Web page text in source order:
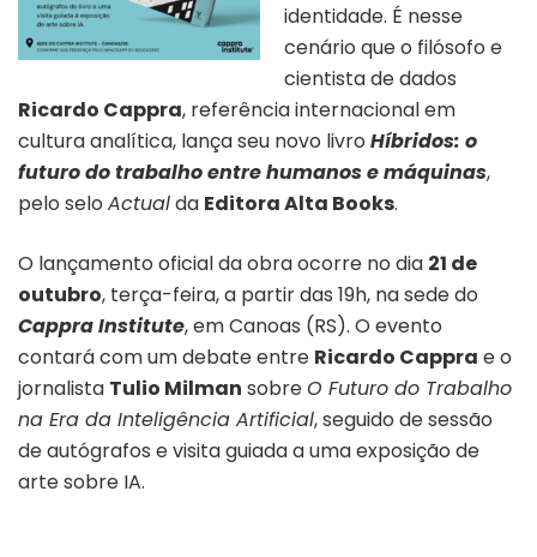
identidade. É nesse
cenário que o filósofo e
cientista de dados
Ricardo Cappra, referência internacional em
cultura analítica, lança seu novo livro Híbridos: o
futuro do trabalho entre humanos e máquinas,
pelo selo Actualda Editora Alta Books.
O lançamento oficial da obra ocorre no dia 21 de
outubro, terça-feira, a partir das 19h, na sede do
Cappra Institute, em Canoas (RS). O evento
contará com um debate entre Ricardo Cappra e o
jornalista Tulio Milman sobreO Futuro do Trabalho
na Era da Inteligência Artificial, seguido de sessão
de autógrafos e visita guiada a uma exposição de
arte sobre IA.